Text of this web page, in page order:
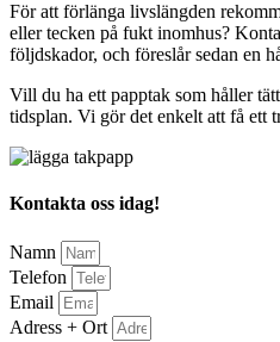
För att förlänga livslängden
eller tecken på fukt inomhus?
följdskador, och föreslår sedan en
Vill du ha ett papptak som håller
tidsplan. Vi gör det enkelt att få ett
Kontakta oss idag!
Namn
Telefon
Email
Adress + Ort